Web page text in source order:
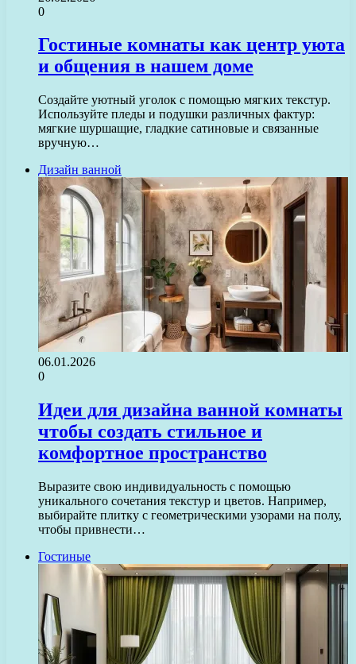
0
Гостиные комнаты как центр уюта
и общения в нашем доме
Создайте уютный уголок с помощью мягких текстур.
Используйте пледы и подушки различных фактур:
мягкие шуршащие, гладкие сатиновые и связанные
вручную…
Дизайн ванной
06.01.2026
0
Идеи для дизайна ванной комнаты
чтобы создать стильное и
комфортное пространство
Выразите свою индивидуальность с помощью
уникального сочетания текстур и цветов. Например,
выбирайте плитку с геометрическими узорами на полу,
чтобы привнести…
Гостиные